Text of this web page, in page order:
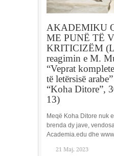
AKADEMIKU
ME PUNË TË
KRITICIZËM
reagimin e M.
“Veprat
të letërsisë
“Koha Ditore”,
13)
Meqë Koha Ditore nuk
brenda dy jave,
Academia.edu dhe
21 Maj, 2023